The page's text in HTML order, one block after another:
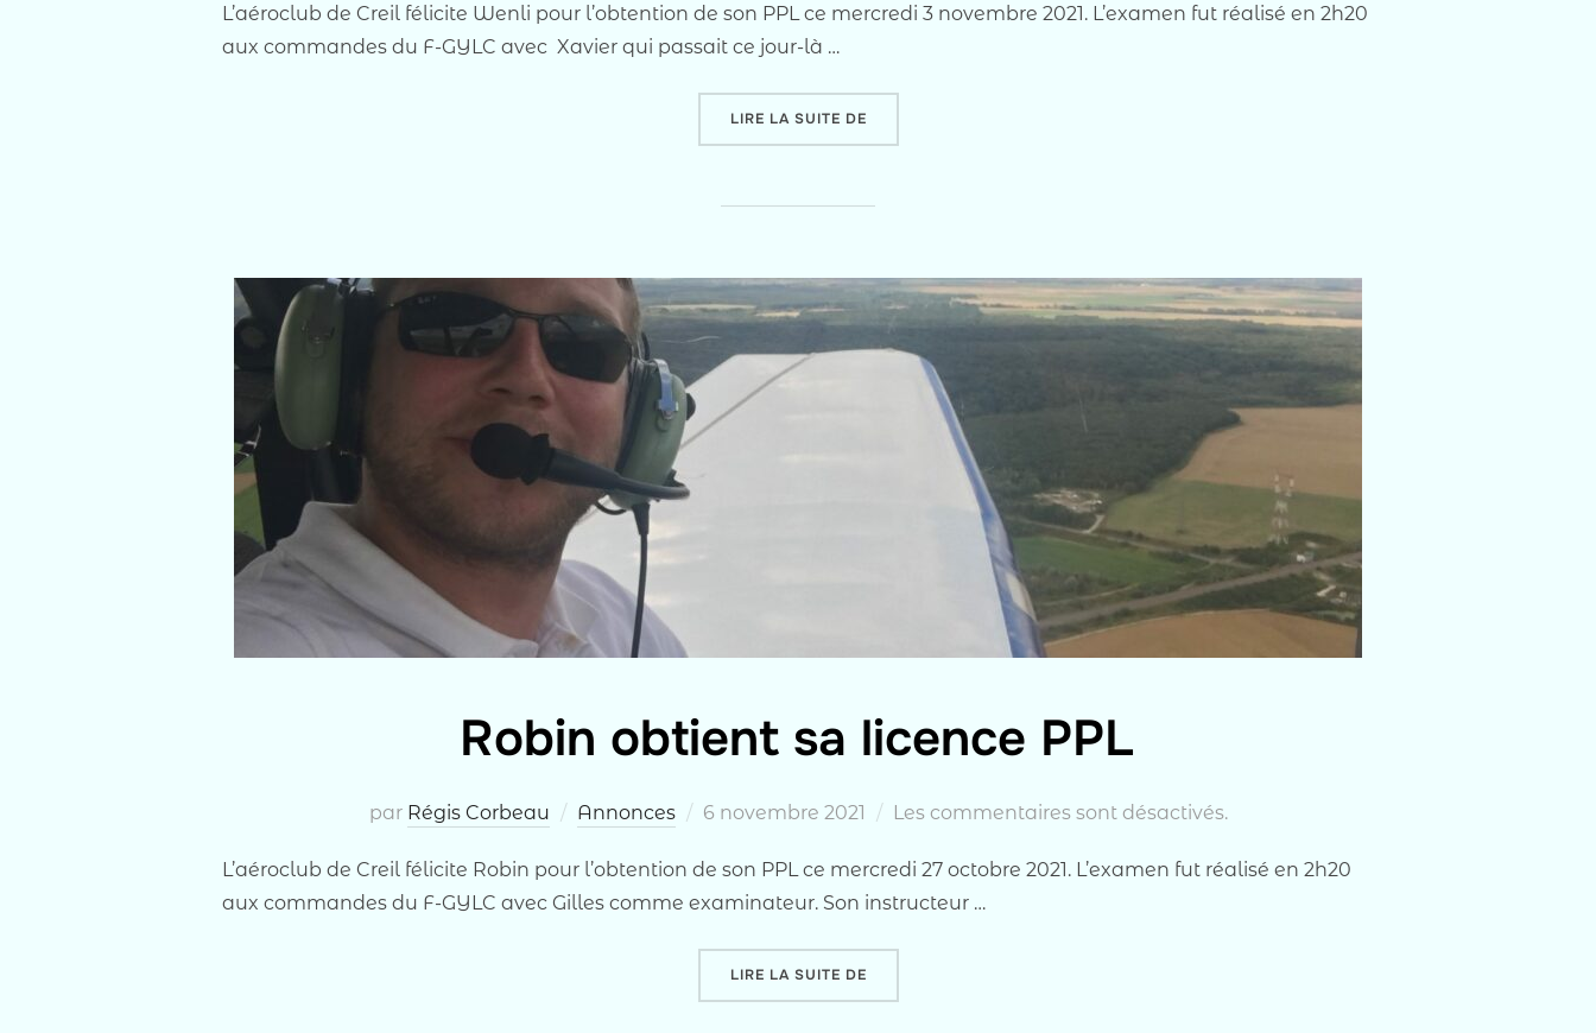
L’aéroclub de Creil félicite Wenli pour l’obtention de son PPL ce mercredi 3 novembre 2021. L’examen fut réalisé en 2h20
aux commandes du F-GYLC avec Xavier qui passait ce jour-là …
LIRE LA SUITE DE« WENLI OBTIENT SA LICENCE PPL »
Robin obtient sa licence PPL
par Régis Corbeau Annonces
Publié
6 novembre 2021 Les commentaires sont désactivés.
L’aéroclub de Creil félicite Robin pour l’obtention de son PPL ce mercredi 27 octobre 2021. L’examen fut réalisé en 2h20
aux commandes du F-GYLC avec Gilles comme examinateur. Son instructeur …
LIRE LA SUITE DE« ROBIN OBTIENT SA LICENCE PPL »